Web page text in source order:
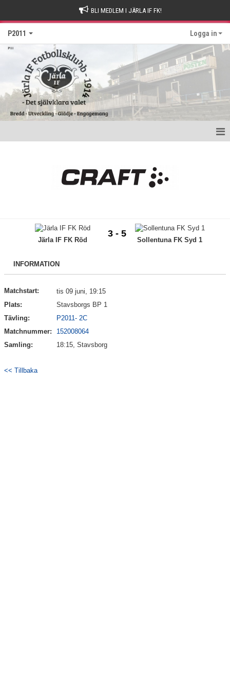
BLI MEDLEM I JÄRLA IF FK!
P2011 Logga in
Kontakt
Järla IF FK Röd
3 - 5
Sollentuna FK Syd 1
INFORMATION
Matchstart:
tis 09 juni, 19:15
Plats:
Stavsborgs BP 1
Tävling:
P2011- 2C
Matchnummer:
152008064
Samling:
18:15, Stavsborg
<< Tillbaka